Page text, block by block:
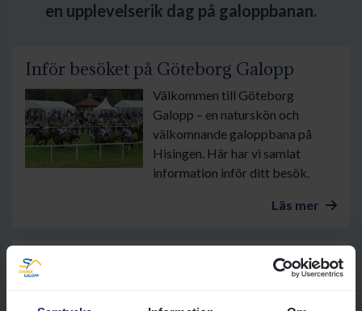
en upplevelserik dag på galoppbanan.
Inför besöket på Göteborg Galopp
Välkommen till Göteborg
Galopp – en naturskön och
välkomnande galoppbana på
Hisingen. Här har vi samlat
information inför ditt besök.
Läs mer
Mat och dryck